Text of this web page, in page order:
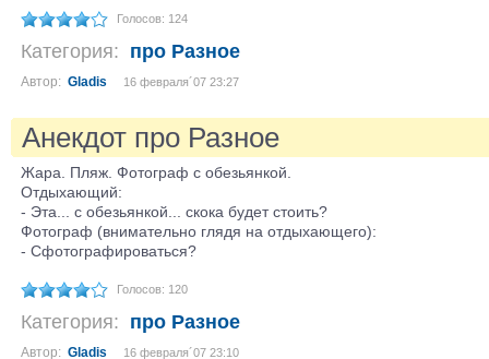
Голосов: 124
Категория: про Разное
Автор: Gladis 16 февраля´07 23:27
Анекдот про Разное
Жара. Пляж. Фотограф с обезьянкой.
Отдыхающий:
- Эта... с обезьянкой... скока будет стоить?
Фотограф (внимательно глядя на отдыхающего):
- Сфотографироваться?
Голосов: 120
Категория: про Разное
Автор: Gladis 16 февраля´07 23:10